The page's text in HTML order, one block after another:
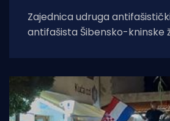
Zajednica udruga
antifašista Šibensko-kninske